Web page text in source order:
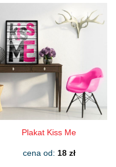
wiele
wariantów.
Opcje
można
wybrać
na
stronie
produktu
Plakat Kiss Me
cena od: 18 zł